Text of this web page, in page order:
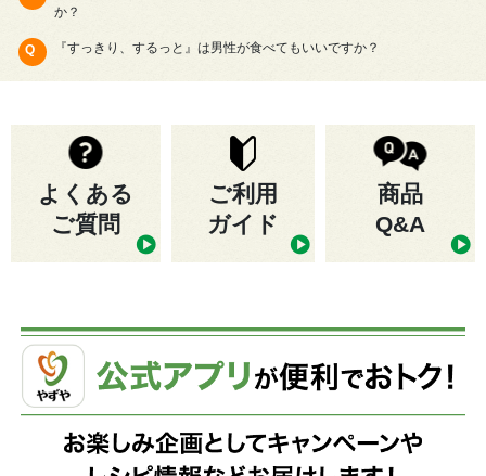
か？
『すっきり、するっと』は男性が食べてもいいですか？
よくある
ご質問
ご利用
ガイド
商品
Q&A